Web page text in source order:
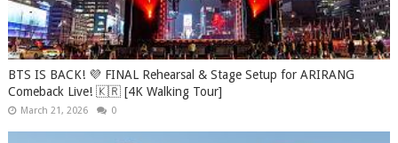
BTS IS BACK! 💜 FINAL Rehearsal & Stage Setup for ARIRANG
Comeback Live! 🇰🇷 [4K Walking Tour]
March 21, 2026 0